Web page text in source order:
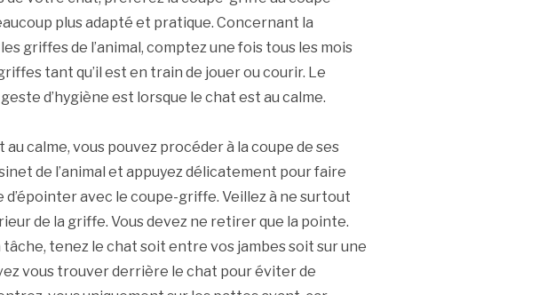
plus adapté et pratique. Concernant la
griffes de l’animal, comptez une fois tous les mois
tant qu’il est en train de jouer ou courir. Le
d’hygiène est lorsque le chat est au calme.
calme, vous pouvez procéder à la coupe de ses
de l’animal et appuyez délicatement pour faire
avec le coupe-griffe. Veillez à ne surtout
de la griffe. Vous devez ne retirer que la pointe.
tenez le chat soit entre vos jambes soit sur une
vous trouver derrière le chat pour éviter de